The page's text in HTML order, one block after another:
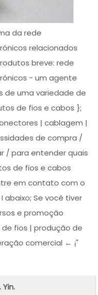
da rede
relacionados
breve: rede
- um agente
de uma variedade de
de fios e cabos };
| cablagem |
de compra /
/ para entender quais
de fios e cabos
em contato com o
abaixo; Se você tiver
e promoção
fios | produção de
comercial ← ¡"
Yin.